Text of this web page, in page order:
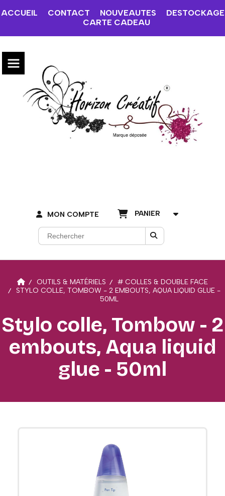
ACCUEIL CONTACT NOUVEAUTES
DESTOCKAGE
CARTE CADEAU
MON COMPTE PANIER
OUTILS & MATÉRIELS
# COLLES & DOUBLE FACE
STYLO COLLE, TOMBOW - 2 EMBOUTS, AQUA LIQUID GLUE -
50ML
Stylo colle, Tombow - 2
embouts, Aqua liquid
glue - 50ml